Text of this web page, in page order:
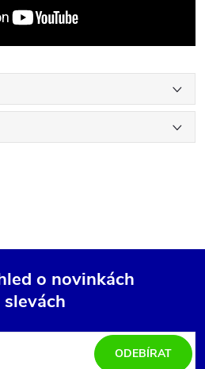
o novinkách
slevách
ODEBÍRAT